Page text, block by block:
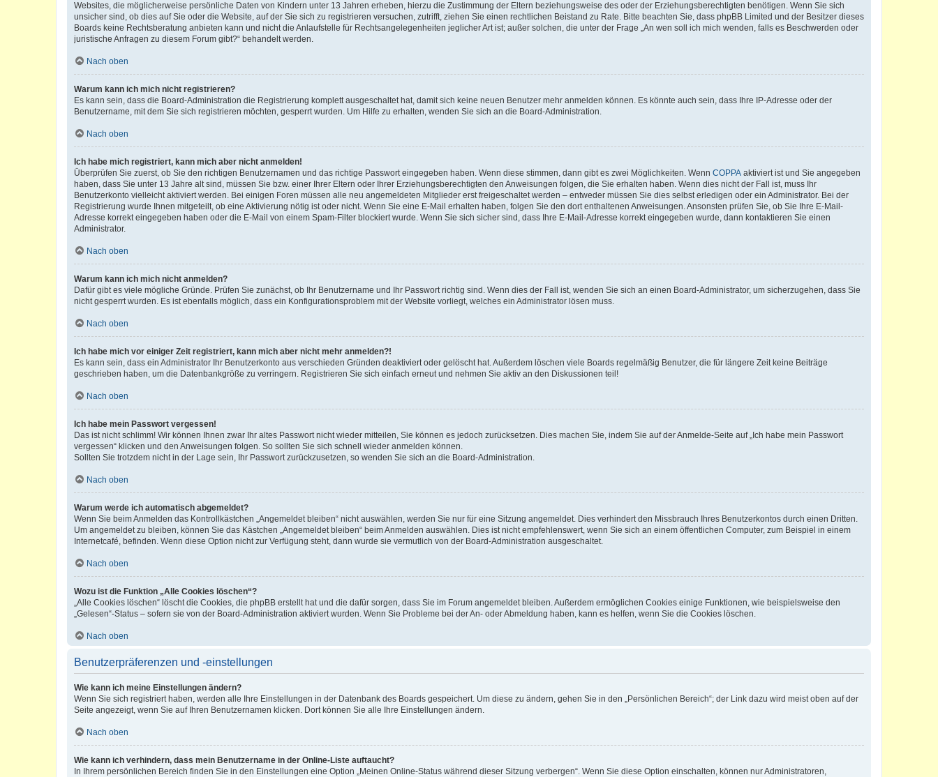
Websites, die möglicherweise persönliche Daten von Kindern unter 13 Jahren erheben, hierzu die Zustimmung der Eltern beziehungsweise des oder der Erziehungsberechtigten benötigen. Wenn Sie sich
unsicher sind, ob dies auf Sie oder die Website, auf der Sie sich zu registrieren versuchen, zutrifft, ziehen Sie einen rechtlichen Beistand zu Rate. Bitte beachten Sie, dass phpBB Limited und der Besitzer dieses
Boards keine Rechtsberatung anbieten kann und nicht die Anlaufstelle für Rechtsangelegenheiten jeglicher Art ist; außer solchen, die unter der Frage „An wen soll ich mich wenden, falls es Beschwerden oder
juristische Anfragen zu diesem Forum gibt?“ behandelt werden.
Nach oben
Warum kann ich mich nicht registrieren?
Es kann sein, dass die Board-Administration die Registrierung komplett ausgeschaltet hat, damit sich keine neuen Benutzer mehr anmelden können. Es könnte auch sein, dass Ihre IP-Adresse oder der
Benutzername, mit dem Sie sich registrieren möchten, gesperrt wurden. Um Hilfe zu erhalten, wenden Sie sich an die Board-Administration.
Nach oben
Ich habe mich registriert, kann mich aber nicht anmelden!
Überprüfen Sie zuerst, ob Sie den richtigen Benutzernamen und das richtige Passwort eingegeben haben. Wenn diese stimmen, dann gibt es zwei Möglichkeiten. Wenn COPPA aktiviert ist und Sie angegeben
haben, dass Sie unter 13 Jahre alt sind, müssen Sie bzw. einer Ihrer Eltern oder Ihrer Erziehungsberechtigten den Anweisungen folgen, die Sie erhalten haben. Wenn dies nicht der Fall ist, muss Ihr
Benutzerkonto vielleicht aktiviert werden. Bei einigen Foren müssen alle neu angemeldeten Mitglieder erst freigeschaltet werden – entweder müssen Sie dies selbst erledigen oder ein Administrator. Bei der
Registrierung wurde Ihnen mitgeteilt, ob eine Aktivierung nötig ist oder nicht. Wenn Sie eine E-Mail erhalten haben, folgen Sie den dort enthaltenen Anweisungen. Ansonsten prüfen Sie, ob Sie Ihre E-Mail-
Adresse korrekt eingegeben haben oder die E-Mail von einem Spam-Filter blockiert wurde. Wenn Sie sich sicher sind, dass Ihre E-Mail-Adresse korrekt eingegeben wurde, dann kontaktieren Sie einen
Administrator.
Nach oben
Warum kann ich mich nicht anmelden?
Dafür gibt es viele mögliche Gründe. Prüfen Sie zunächst, ob Ihr Benutzername und Ihr Passwort richtig sind. Wenn dies der Fall ist, wenden Sie sich an einen Board-Administrator, um sicherzugehen, dass Sie
nicht gesperrt wurden. Es ist ebenfalls möglich, dass ein Konfigurationsproblem mit der Website vorliegt, welches ein Administrator lösen muss.
Nach oben
Ich habe mich vor einiger Zeit registriert, kann mich aber nicht mehr anmelden?!
Es kann sein, dass ein Administrator Ihr Benutzerkonto aus verschieden Gründen deaktiviert oder gelöscht hat. Außerdem löschen viele Boards regelmäßig Benutzer, die für längere Zeit keine Beiträge
geschrieben haben, um die Datenbankgröße zu verringern. Registrieren Sie sich einfach erneut und nehmen Sie aktiv an den Diskussionen teil!
Nach oben
Ich habe mein Passwort vergessen!
Das ist nicht schlimm! Wir können Ihnen zwar Ihr altes Passwort nicht wieder mitteilen, Sie können es jedoch zurücksetzen. Dies machen Sie, indem Sie auf der Anmelde-Seite auf „Ich habe mein Passwort
vergessen“ klicken und den Anweisungen folgen. So sollten Sie sich schnell wieder anmelden können.
Sollten Sie trotzdem nicht in der Lage sein, Ihr Passwort zurückzusetzen, so wenden Sie sich an die Board-Administration.
Nach oben
Warum werde ich automatisch abgemeldet?
Wenn Sie beim Anmelden das Kontrollkästchen „Angemeldet bleiben“ nicht auswählen, werden Sie nur für eine Sitzung angemeldet. Dies verhindert den Missbrauch Ihres Benutzerkontos durch einen Dritten.
Um angemeldet zu bleiben, können Sie das Kästchen „Angemeldet bleiben“ beim Anmelden auswählen. Dies ist nicht empfehlenswert, wenn Sie sich an einem öffentlichen Computer, zum Beispiel in einem
Internetcafé, befinden. Wenn diese Option nicht zur Verfügung steht, dann wurde sie vermutlich von der Board-Administration ausgeschaltet.
Nach oben
Wozu ist die Funktion „Alle Cookies löschen“?
„Alle Cookies löschen“ löscht die Cookies, die phpBB erstellt hat und die dafür sorgen, dass Sie im Forum angemeldet bleiben. Außerdem ermöglichen Cookies einige Funktionen, wie beispielsweise den
„Gelesen“-Status – sofern sie von der Board-Administration aktiviert wurden. Wenn Sie Probleme bei der An- oder Abmeldung haben, kann es helfen, wenn Sie die Cookies löschen.
Nach oben
Benutzerpräferenzen und -einstellungen
Wie kann ich meine Einstellungen ändern?
Wenn Sie sich registriert haben, werden alle Ihre Einstellungen in der Datenbank des Boards gespeichert. Um diese zu ändern, gehen Sie in den „Persönlichen Bereich“; der Link dazu wird meist oben auf der
Seite angezeigt, wenn Sie auf Ihren Benutzernamen klicken. Dort können Sie alle Ihre Einstellungen ändern.
Nach oben
Wie kann ich verhindern, dass mein Benutzername in der Online-Liste auftaucht?
In Ihrem persönlichen Bereich finden Sie in den Einstellungen eine Option „Meinen Online-Status während dieser Sitzung verbergen“. Wenn Sie diese Option einschalten, können nur Administratoren,